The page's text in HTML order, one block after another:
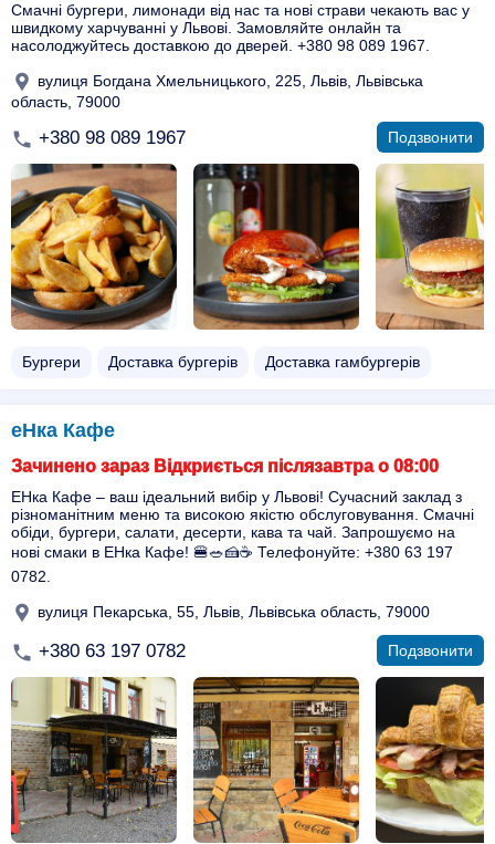
Смачні бургери, лимонади від нас та нові страви чекають вас у
швидкому харчуванні у Львові. Замовляйте онлайн та
насолоджуйтесь доставкою до дверей. +380 98 089 1967.
вулиця Богдана Хмельницького, 225, Львів, Львівська
область, 79000
+380 98 089 1967 Подзвонити
Бургери Доставка бургерів Доставка гамбургерів
еНка Кафе
Зачинено зараз Відкриється післязавтра о 08:00
ЕНка Кафе – ваш ідеальний вибір у Львові! Сучасний заклад з
різноманітним меню та високою якістю обслуговування. Смачні
обіди, бургери, салати, десерти, кава та чай. Запрошуємо на
нові смаки в ЕНка Кафе! 🍔🥗🍰☕ Телефонуйте: +380 63 197
0782.
вулиця Пекарська, 55, Львів, Львівська область, 79000
+380 63 197 0782 Подзвонити